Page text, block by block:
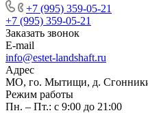
+7 (995) 359-05-21
+7 (995) 359-05-21
Заказать звонок
E-mail
info@estet-landshaft.ru
Адрес
МО, го. Мытищи, д.
Режим работы
Пн. – Пт.: с 9:00 до 21:00